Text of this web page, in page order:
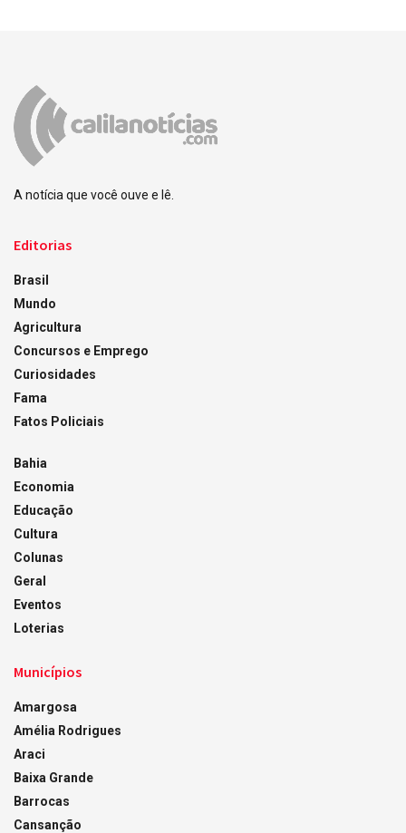
A notícia que você ouve e lê.
Editorias
Brasil
Mundo
Agricultura
Concursos e Emprego
Curiosidades
Fama
Fatos Policiais
Bahia
Economia
Educação
Cultura
Colunas
Geral
Eventos
Loterias
Municípios
Amargosa
Amélia Rodrigues
Araci
Baixa Grande
Barrocas
Cansanção